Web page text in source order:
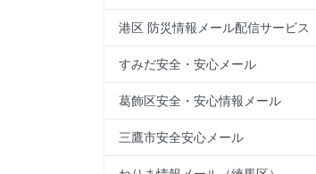
港区 防災情報メール配信サービス
すみだ安全・安心メール
葛飾区安全・安心情報メール
三鷹市安全安心メール